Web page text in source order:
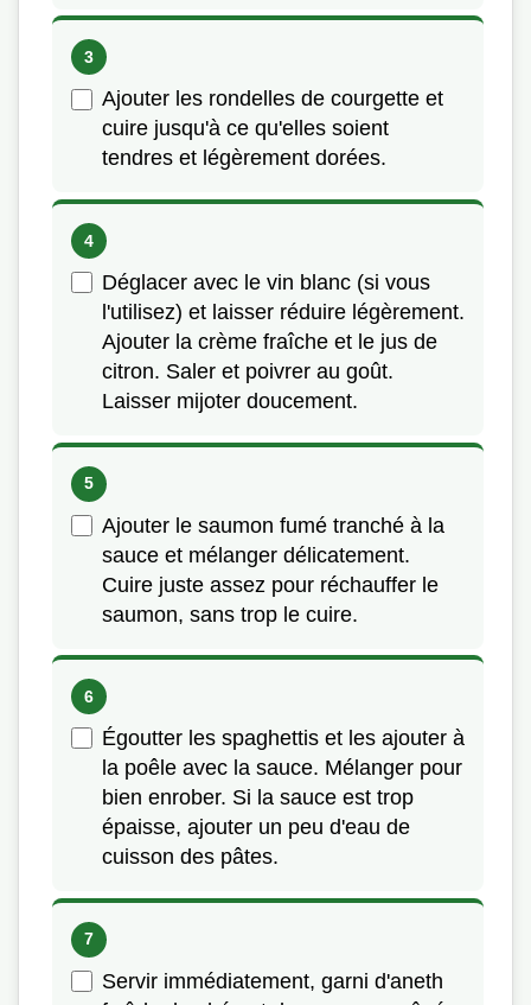
Ajouter les rondelles de courgette et
cuire jusqu'à ce qu'elles soient
tendres et légèrement dorées.
Déglacer avec le vin blanc (si vous
l'utilisez) et laisser réduire légèrement.
Ajouter la crème fraîche et le jus de
citron. Saler et poivrer au goût.
Laisser mijoter doucement.
Ajouter le saumon fumé tranché à la
sauce et mélanger délicatement.
Cuire juste assez pour réchauffer le
saumon, sans trop le cuire.
Égoutter les spaghettis et les ajouter à
la poêle avec la sauce. Mélanger pour
bien enrober. Si la sauce est trop
épaisse, ajouter un peu d'eau de
cuisson des pâtes.
Servir immédiatement, garni d'aneth